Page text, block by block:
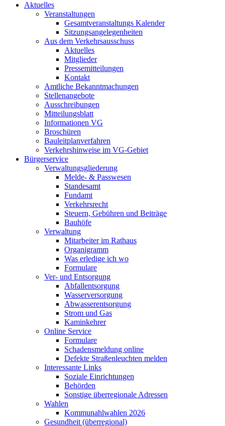
Aktuelles
Veranstaltungen
Gesamtveranstaltungs Kalender
Sitzungsangelegenheiten
Aus dem Verkehrsausschuss
Aktuelles
Mitglieder
Pressemitteilungen
Kontakt
Amtliche Bekanntmachungen
Stellenangebote
Ausschreibungen
Mitteilungsblatt
Informationen VG
Broschüren
Bauleitplanverfahren
Verkehrshinweise im VG-Gebiet
Bürgerservice
Verwaltungsgliederung
Melde- & Passwesen
Standesamt
Fundamt
Verkehrsrecht
Steuern, Gebühren und Beiträge
Bauhöfe
Verwaltung
Mitarbeiter im Rathaus
Organigramm
Was erledige ich wo
Formulare
Ver- und Entsorgung
Abfallentsorgung
Wasserversorgung
Abwasserentsorgung
Strom und Gas
Kaminkehrer
Online Service
Formulare
Schadensmeldung online
Defekte Straßenleuchten melden
Interessante Links
Soziale Einrichtungen
Behörden
Sonstige überregionale Adressen
Wahlen
Kommunahlwahlen 2026
Gesundheit (überregional)